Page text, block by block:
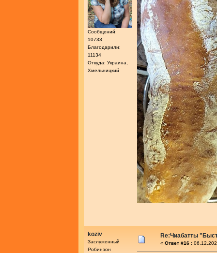
Сообщений:
10733
Благодарили:
11134
Откуда: Украина,
Хмельницкий
koziv
Заслуженный
Робинзон
Re:Чиабатты
« Ответ #16 :